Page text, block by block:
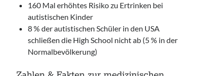
160 Mal erhöhtes Risiko zu Ertrinken bei
autistischen Kinder
8 % der autistischen Schüler in den USA
schließen die High School nicht ab (5 % in der
Normalbevölkerung)